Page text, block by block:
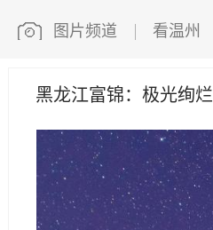
图片频道 看温州
黑龙江富锦：极光绚烂